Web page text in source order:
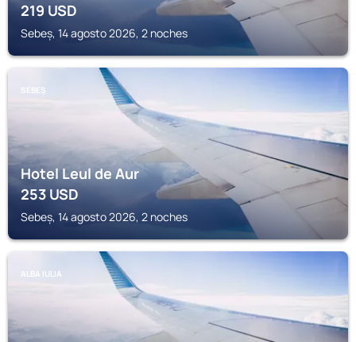
219USD
Sebeș, 14 agosto 2026, 2 noches
SEBEȘ
Hotel Leul de Aur
253USD
Sebeș, 14 agosto 2026, 2 noches
ALBA IULIA